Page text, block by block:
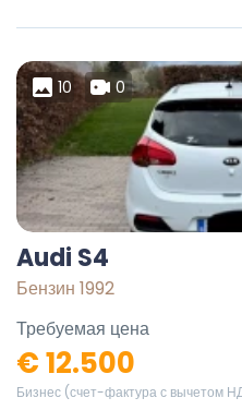
10 0
Audi S4
Бензин 1992
Требуемая цена
€ 12.500
Бизнес (счет-фактура с вычетом